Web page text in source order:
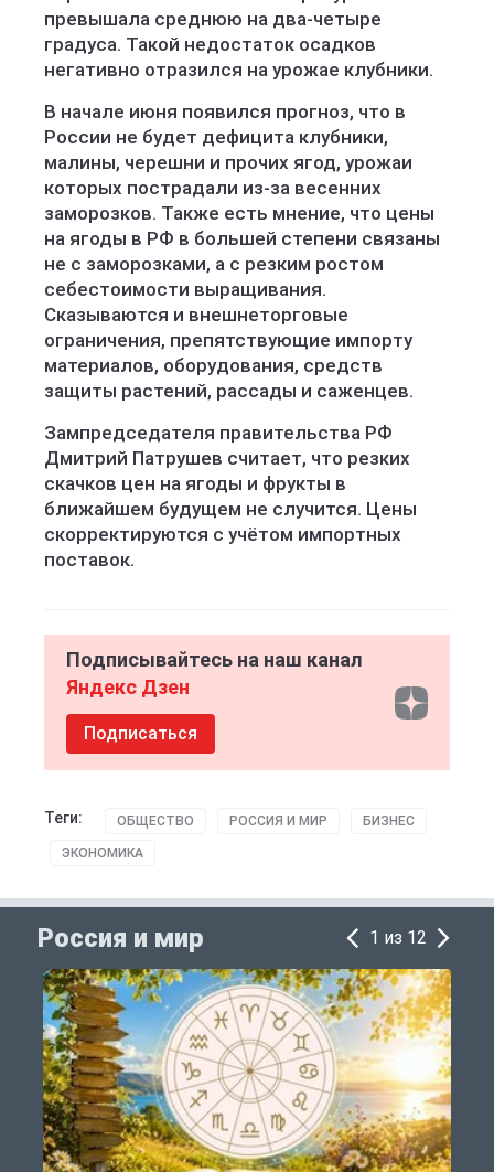
превышала среднюю на два-четыре
градуса. Такой недостаток осадков
негативно отразился на урожае клубники.
В начале июня появился прогноз, что в
России не будет дефицита клубники,
малины, черешни и прочих ягод, урожаи
которых пострадали из-за весенних
заморозков. Также есть мнение, что цены
на ягоды в РФ в большей степени связаны
не с заморозками, а с резким ростом
себестоимости выращивания.
Сказываются и внешнеторговые
ограничения, препятствующие импорту
материалов, оборудования, средств
защиты растений, рассады и саженцев.
Зампредседателя правительства РФ
Дмитрий Патрушев считает, что резких
скачков цен на ягоды и фрукты в
ближайшем будущем не случится. Цены
скорректируются с учётом импортных
поставок.
Подписывайтесь на наш канал
Яндекс Дзен
Подписаться
Теги: ОБЩЕСТВО РОССИЯ И МИР БИЗНЕС
ЭКОНОМИКА
Россия и мир 1 из 12